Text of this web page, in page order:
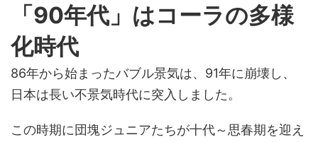
「90年代」はコーラの多様
化時代
86年から始まったバブル景気は、91年に崩壊し、
日本は長い不景気時代に突入しました。
この時期に団塊ジュニアたちが十代～思春期を迎え